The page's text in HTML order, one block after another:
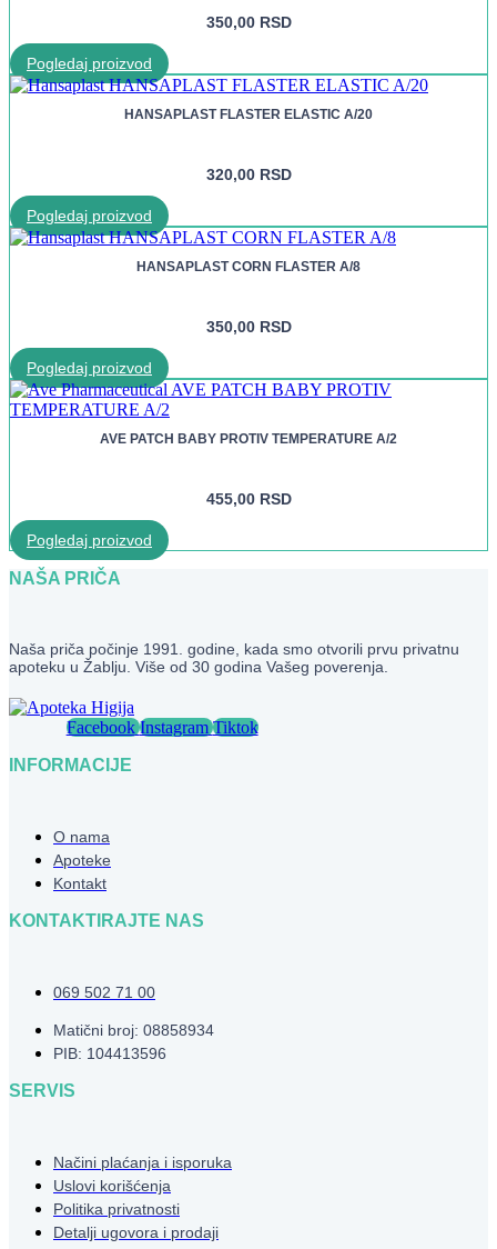
350,00 RSD
Pogledaj proizvod
HANSAPLAST FLASTER ELASTIC A/20
320,00 RSD
Pogledaj proizvod
HANSAPLAST CORN FLASTER A/8
350,00 RSD
Pogledaj proizvod
AVE PATCH BABY PROTIV TEMPERATURE A/2
455,00 RSD
Pogledaj proizvod
NAŠA PRIČA
Naša priča počinje 1991. godine, kada smo otvorili prvu privatnu
apoteku u Žablju. Više od 30 godina Vašeg poverenja.
Facebook Instagram Tiktok
INFORMACIJE
O nama
Apoteke
Kontakt
KONTAKTIRAJTE NAS
069 502 71 00
Matični broj: 08858934
PIB: 104413596
SERVIS
Načini plaćanja i isporuka
Uslovi korišćenja
Politika privatnosti
Detalji ugovora i prodaji